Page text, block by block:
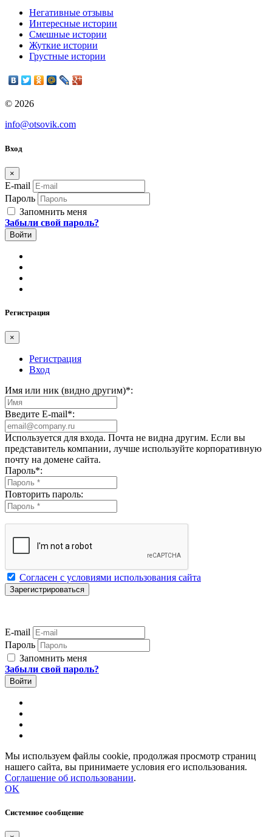
Негативные отзывы
Интересные истории
Смешные истории
Жуткие истории
Грустные истории
© 2026
info@otsovik.com
Вход
×
E-mail
Пароль
Запомнить меня
Забыли свой пароль?
Регистрация
×
Регистрация
Вход
Имя или ник (видно другим)*:
Введите E-mail*:
Используется для входа. Почта не видна другим. Если вы
представитель компании, лучше используйте корпоративную
почту на домене сайта.
Пароль*:
Повторить пароль:
Согласен с условиями использования сайта
E-mail
Пароль
Запомнить меня
Забыли свой пароль?
Мы используем файлы cookie, продолжая просмотр страниц
нашего сайта, вы принимаете условия его использования.
Соглашение об использовании.
OK
Системное сообщение